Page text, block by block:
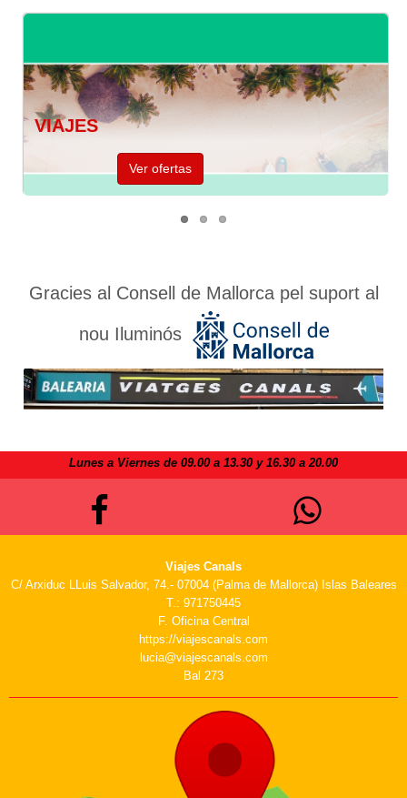
OFERTAS CARIBE
Ver ofertas
Gracies al Consell de Mallorca pel suport al
nou Iluminós
Lunes a Viernes de 09.00 a 13.30 y 16.30 a 20.00
Viajes Canals
C/ Arxiduc LLuis Salvador, 74.- 07004 (Palma de Mallorca) Islas Baleares
T.: 971750445
F. Oficina Central
https://viajescanals.com
lucia@viajescanals.com
Bal 273